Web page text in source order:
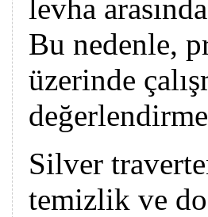
levha
Bu nedenle,
üzerinde
Silver
temizlik ve